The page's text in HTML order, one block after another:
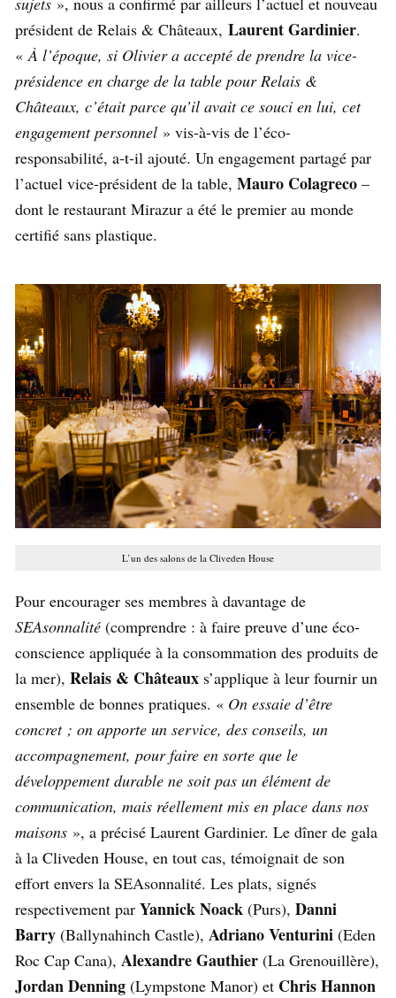
président de Relais & Châteaux, Laurent Gardinier.
«À l’époque, si Olivier a accepté de prendre la vice-
présidence en charge de la table pour Relais &
Châteaux, c’était parce qu’il avait ce souci en lui, cet
engagement personnel » vis-à-vis de l’éco-
responsabilité, a-t-il ajouté. Un engagement partagé par
l’actuel vice-président de la table, Mauro Colagreco –
dont le restaurant Mirazur a été le premier au monde
certifié sans plastique.
L’un des salons de la Cliveden House
Pour encourager ses membres à davantage de
SEAsonnalité (comprendre : à faire preuve d’une éco-
conscience appliquée à la consommation des produits de
la mer), Relais & Châteaux s’applique à leur fournir un
ensemble de bonnes pratiques. « On essaie d’être
concret ; on apporte un service, des conseils, un
accompagnement, pour faire en sorte que le
développement durable ne soit pas un élément de
communication, mais réellement mis en place dans nos
maisons », a précisé Laurent Gardinier. Le dîner de gala
à la Cliveden House, en tout cas, témoignait de son
effort envers la SEAsonnalité. Les plats, signés
respectivement par Yannick Noack (Purs), Danni
Barry (Ballynahinch Castle), Adriano Venturini (Eden
Roc Cap Cana), Alexandre Gauthier (La Grenouillère),
Jordan Denning (Lympstone Manor) et Chris Hannon